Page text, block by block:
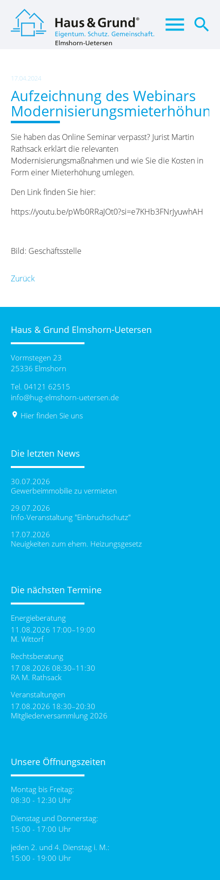
menu search
Suchbegriffe
17.04.2024
Aufzeichnung des Webinars
Modernisierungsmieterhöhung
Sie haben das Online Seminar verpasst? Jurist Martin
Rathsack erklärt die relevanten
Modernisierungsmaßnahmen und wie Sie die Kosten in
Form einer Mieterhöhung umlegen.
Den Link finden Sie hier:
https://youtu.be/pWb0RRaJOt0?si=e7KHb3FNrJyuwhAH
Bild: Geschäftsstelle
Zurück
Haus & Grund Elmshorn-Uetersen
Vormstegen 23
25336 Elmshorn
Tel. 04121 62515
info@hug-elmshorn-uetersen.de
place Hier finden Sie uns
Die letzten News
30.07.2026
Gewerbeimmobilie zu vermieten
29.07.2026
Info-Veranstaltung "Einbruchschutz"
17.07.2026
Neuigkeiten zum ehem. Heizungsgesetz
Die nächsten Termine
Energieberatung
11.08.2026 17:00–19:00
M. Wittorf
Rechtsberatung
17.08.2026 08:30–11:30
RA M. Rathsack
Veranstaltungen
17.08.2026 18:30–20:30
Mitgliederversammlung 2026
Unsere Öffnungszeiten
Montag bis Freitag:
08:30 - 12:30 Uhr
Dienstag und Donnerstag:
15:00 - 17:00 Uhr
jeden 2. und 4. Dienstag i. M.:
15:00 - 19:00 Uhr